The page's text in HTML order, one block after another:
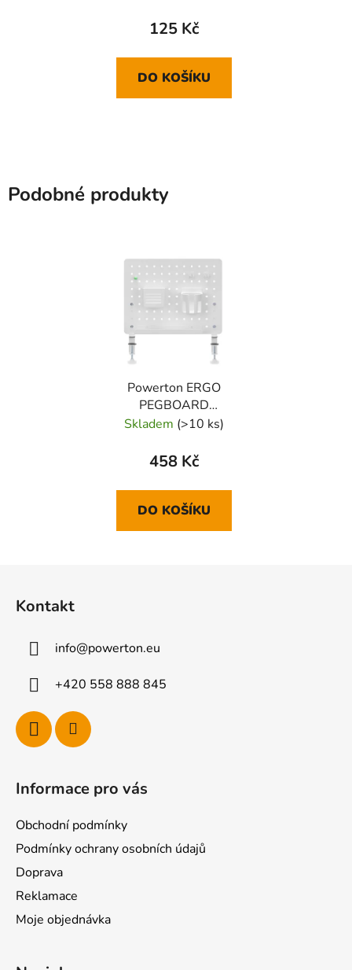
125 Kč
DO KOŠÍKU
Podobné produkty
Powerton ERGO
PEGBOARD
Kancelářský organizér
Skladem (>10 ks)
458 Kč
DO KOŠÍKU
Kontakt
info@powerton.eu
+420 558 888 845
Informace pro vás
Obchodní podmínky
Podmínky ochrany osobních údajů
Doprava
Reklamace
Moje objednávka